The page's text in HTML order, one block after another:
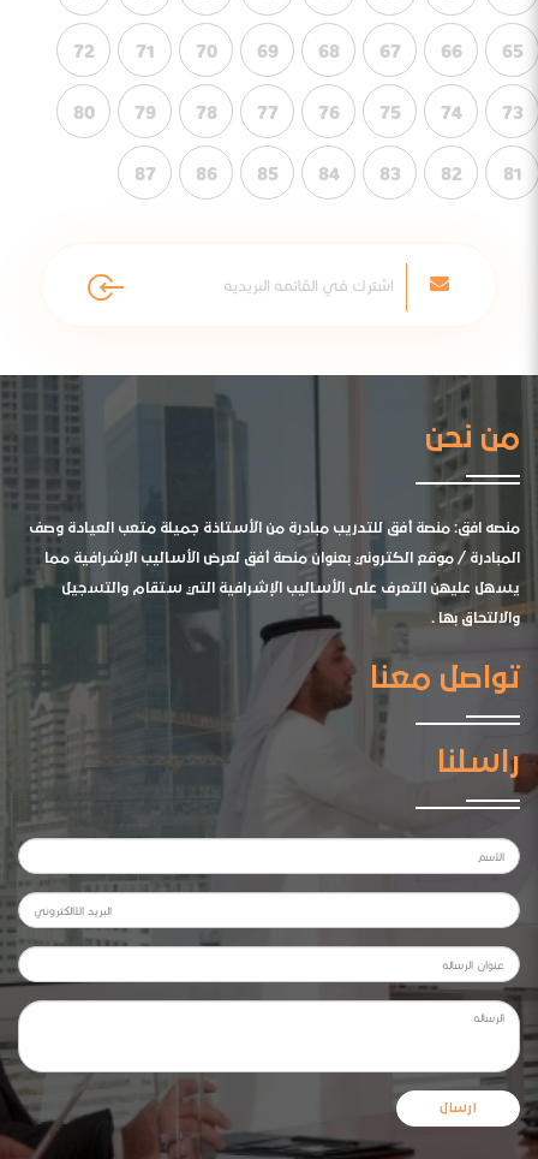
65
66
67
68
69
70
71
72
73
74
75
76
77
78
79
80
81
82
83
84
85
86
87
من نحن
منصه افق: منصة أفق للتدريب مبادرة من الأستاذة جميلة متعب العيادة وصف
المبادرة / موقع الكتروني بعنوان منصة أفق لعرض الأساليب الإشرافية مما
يسهل عليهن التعرف على الأساليب الإشرافية التي ستقام والتسجيل
والالتحاق بها .
تواصل معنا
راسلنا
ارسال